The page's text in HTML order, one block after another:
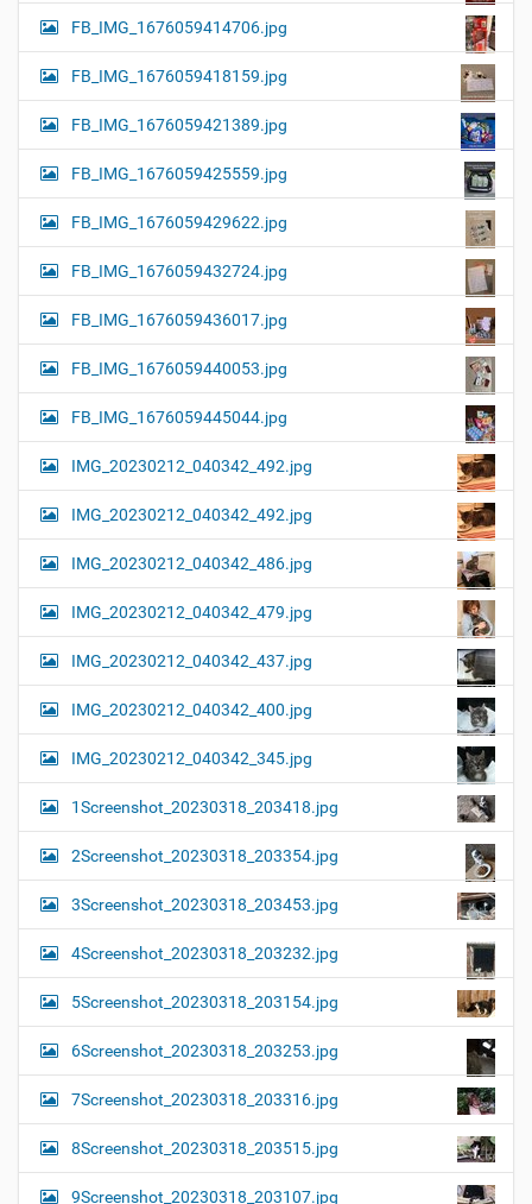
FB_IMG_1676059414706.jpg
FB_IMG_1676059418159.jpg
FB_IMG_1676059421389.jpg
FB_IMG_1676059425559.jpg
FB_IMG_1676059429622.jpg
FB_IMG_1676059432724.jpg
FB_IMG_1676059436017.jpg
FB_IMG_1676059440053.jpg
FB_IMG_1676059445044.jpg
IMG_20230212_040342_492.jpg
IMG_20230212_040342_492.jpg
IMG_20230212_040342_486.jpg
IMG_20230212_040342_479.jpg
IMG_20230212_040342_437.jpg
IMG_20230212_040342_400.jpg
IMG_20230212_040342_345.jpg
1Screenshot_20230318_203418.jpg
2Screenshot_20230318_203354.jpg
3Screenshot_20230318_203453.jpg
4Screenshot_20230318_203232.jpg
5Screenshot_20230318_203154.jpg
6Screenshot_20230318_203253.jpg
7Screenshot_20230318_203316.jpg
8Screenshot_20230318_203515.jpg
9Screenshot_20230318_203107.jpg